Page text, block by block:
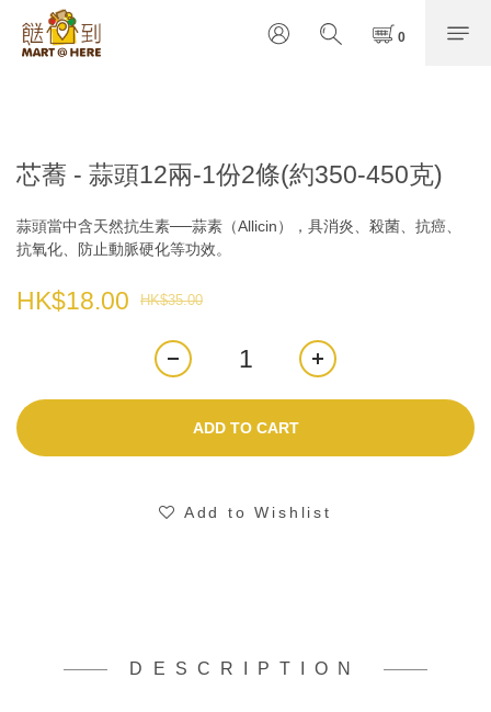
芯蕎 - 蒜頭12兩-1份2條(約350-450克)
蒜頭當中含天然抗生素──蒜素（Allicin），具消炎、殺菌、抗癌、
抗氧化、防止動脈硬化等功效。
HK$35.00
HK$18.00
ADD TO CART
Add to Wishlist
DESCRIPTION